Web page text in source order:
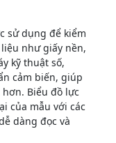
sử dụng để kiểm
như giấy nền,
kỹ thuật số,
cảm biến, giúp
Biểu đồ lực
của mẫu với các
dàng đọc và